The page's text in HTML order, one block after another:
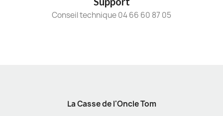
Conseil technique 04 66 60 87 05
La Casse de l'Oncle Tom